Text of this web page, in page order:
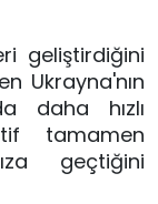
geliştirdiğini
Ukrayna'nın
daha hızlı
tamamen
geçtiğini